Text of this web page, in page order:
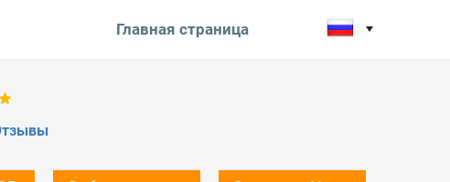
Главная страница